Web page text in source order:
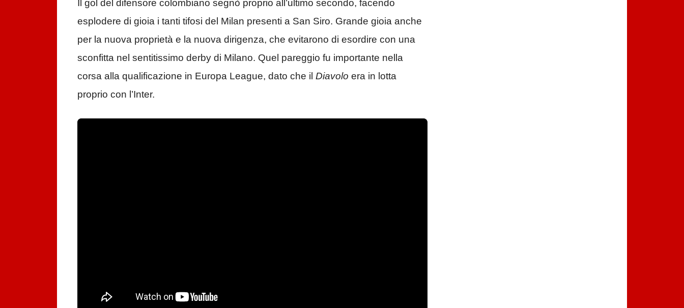
Il gol del difensore colombiano segnò proprio all’ultimo secondo, facendo
esplodere di gioia i tanti tifosi del Milan presenti a San Siro. Grande gioia anche
per la nuova proprietà e la nuova dirigenza, che evitarono di esordire con una
sconfitta nel sentitissimo derby di Milano. Quel pareggio fu importante nella
corsa alla qualificazione in Europa League, dato che il Diavolo era in lotta
proprio con l’Inter.